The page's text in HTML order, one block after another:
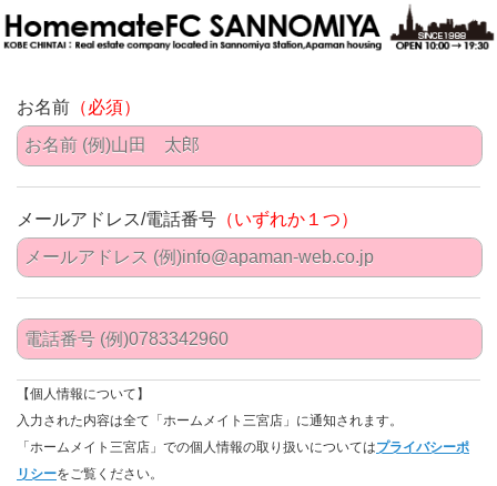
お名前 （必須）
メールアドレス/電話番号 （いずれか１つ）
【個人情報について】
入力された内容は全て「ホームメイト三宮店」に通知されます。
「ホームメイト三宮店」での個人情報の取り扱いについてはプライバシーポ
リシーをご覧ください。